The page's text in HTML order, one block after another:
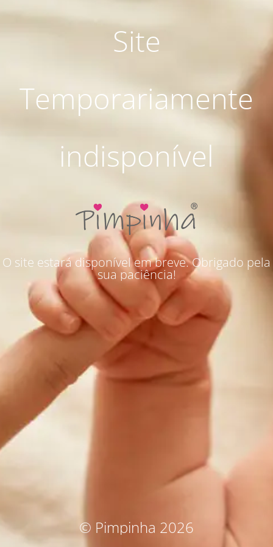
Site
Temporariamente
indisponível
O site estará disponível em breve. Obrigado pela
sua paciência!
© Pimpinha 2026